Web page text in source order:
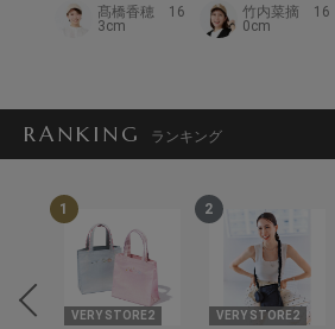
髙橋香穂 16
3cm
竹内菜摘 16
0cm
RANKING ランキング
1
VERY STORE2
2
VERY STORE2